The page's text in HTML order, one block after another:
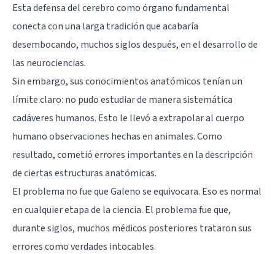
Esta defensa del cerebro como órgano fundamental
conecta con una larga tradición que acabaría
desembocando, muchos siglos después, en el desarrollo de
las neurociencias.
Sin embargo, sus conocimientos anatómicos tenían un
límite claro: no pudo estudiar de manera sistemática
cadáveres humanos. Esto le llevó a extrapolar al cuerpo
humano observaciones hechas en animales. Como
resultado, cometió errores importantes en la descripción
de ciertas estructuras anatómicas.
El problema no fue que Galeno se equivocara. Eso es normal
en cualquier etapa de la ciencia. El problema fue que,
durante siglos, muchos médicos posteriores trataron sus
errores como verdades intocables.